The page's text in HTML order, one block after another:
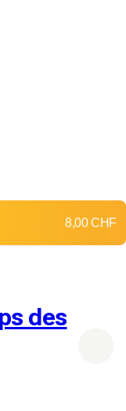
8,00 CHF
des